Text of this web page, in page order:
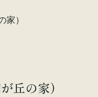
家）
丘の家）